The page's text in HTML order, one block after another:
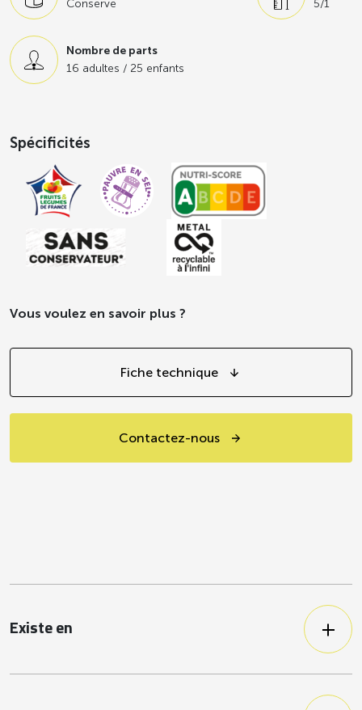
Conserve
5/1
Nombre de parts
16 adultes / 25 enfants
Spécificités
Vous voulez en savoir plus ?
Fiche technique
Contactez-nous
Existe en